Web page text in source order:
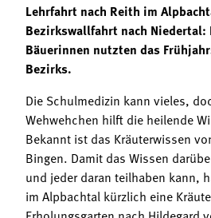
Lehrfahrt nach Reith im
Bezirkswallfahrt nach Niedertal:
Bäuerinnen nutzten das
Bezirks.
Die Schulmedizin kann vieles,
Wehwehchen hilft die heilende
Bekannt ist das Kräuterwissen
Bingen. Damit das Wissen
und jeder daran teilhaben kann,
im Alpbachtal kürzlich eine